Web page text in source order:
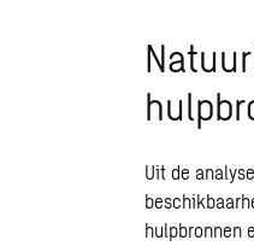
Uit de
hulpbronnen